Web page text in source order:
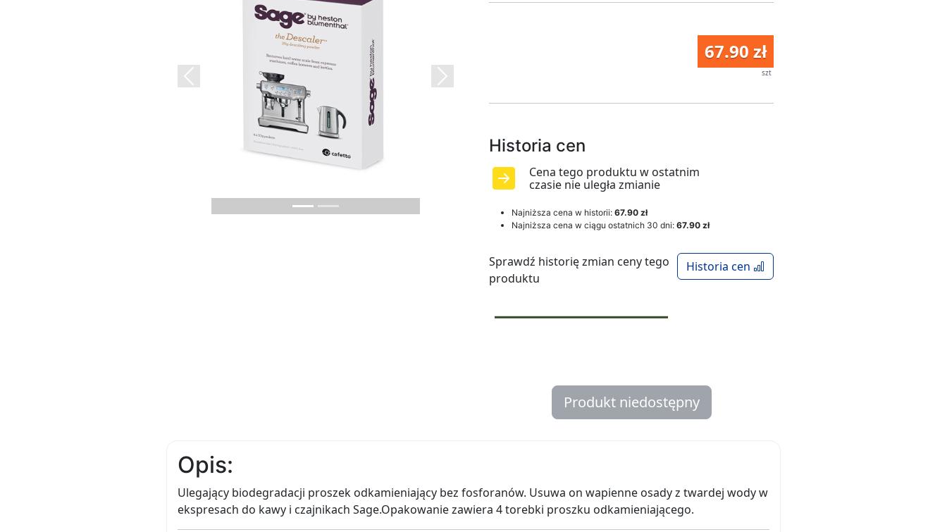
Previous Next
67.90 zł
szt
Historia cen
Cena tego produktu w ostatnim
czasie nie uległa zmianie
Najniższa cena w historii: 67.90 zł
Najniższa cena w ciągu ostatnich 30 dni: 67.90 zł
Historia cen
Sprawdź historię zmian ceny tego
produktu
Produkt niedostępny
Opis:
Ulegający biodegradacji proszek odkamieniający bez fosforanów. Usuwa on wapienne osady z twardej wody w
ekspresach do kawy i czajnikach Sage.Opakowanie zawiera 4 torebki proszku odkamieniającego.